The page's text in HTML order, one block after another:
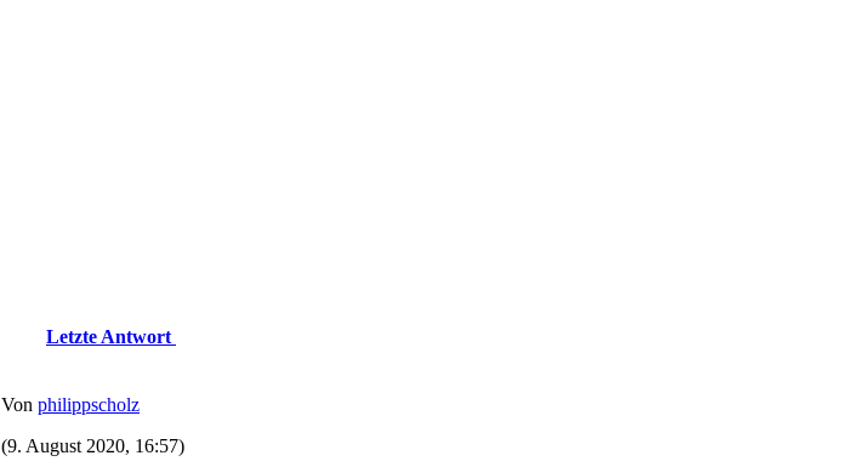
Letzte Antwort
Von philippscholz
(9. August 2020, 16:57)